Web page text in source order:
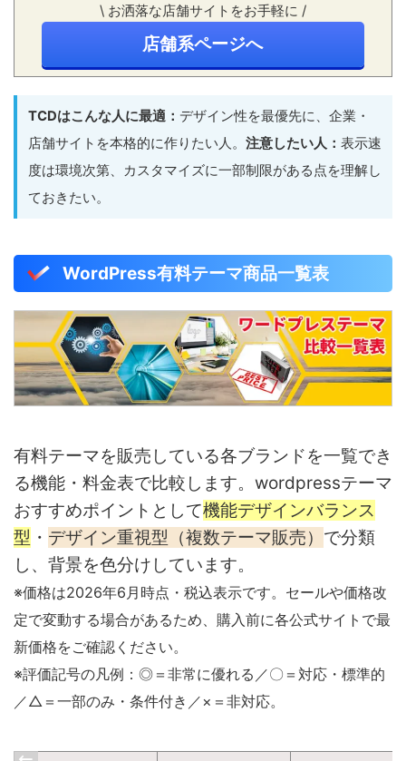
\ お洒落な店舗サイトをお手軽に /
店舗系ページへ
TCDはこんな人に最適： デザイン性を最優先に、企業・
店舗サイトを本格的に作りたい人。 注意したい人： 表示速
度は環境次第、カスタマイズに一部制限がある点を理解し
ておきたい。
WordPress有料テーマ商品一覧表
有料テーマを販売している各ブランドを一覧でき
る機能・料金表で比較します。wordpressテーマ
おすすめポイントとして機能デザインバランス
型 ・ デザイン重視型（複数テーマ販売） で分類
し、背景を色分けしています。
※価格は2026年6月時点・税込表示です。セールや価格改
定で変動する場合があるため、購入前に各公式サイトで最
新価格をご確認ください。
※評価記号の凡例：◎＝非常に優れる／〇＝対応・標準的
／△＝一部のみ・条件付き／×＝非対応。